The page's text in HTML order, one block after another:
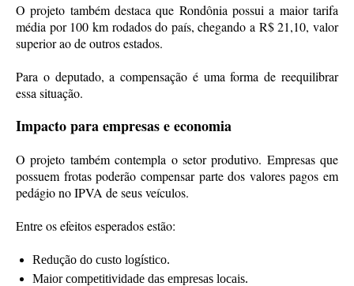
O projeto também destaca que Rondônia possui a maior tarifa
média por 100 km rodados do país, chegando a R$ 21,10, valor
superior ao de outros estados.
Para o deputado, a compensação é uma forma de reequilibrar
essa situação.
Impacto para empresas e economia
O projeto também contempla o setor produtivo. Empresas que
possuem frotas poderão compensar parte dos valores pagos em
pedágio no IPVA de seus veículos.
Entre os efeitos esperados estão:
Redução do custo logístico.
Maior competitividade das empresas locais.